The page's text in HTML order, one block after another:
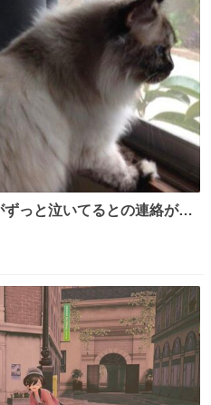
っと泣いてるとの連絡があ
族が避難する中1匹で2階に
子だった😢私の家族を支え